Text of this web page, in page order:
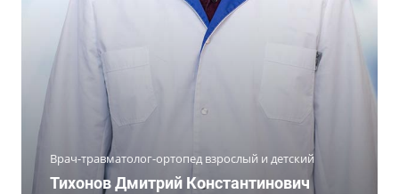
Врач-травматолог-ортопед взрослый и детский
Тихонов Дмитрий Константинович